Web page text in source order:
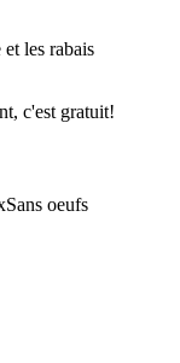
les rabais
c'est gratuit!
Sans oeufs